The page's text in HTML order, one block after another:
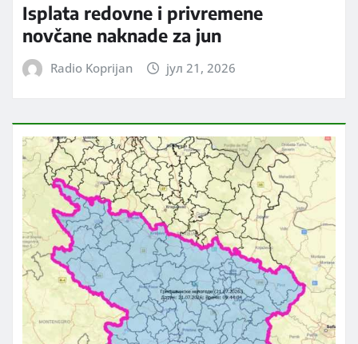
Isplata redovne i privremene
novčane naknade za jun
Radio Koprijan јул 21, 2026